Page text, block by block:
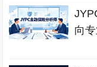
向